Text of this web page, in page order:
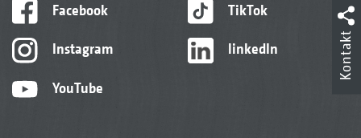
Facebook
Instagram
YouTube
TikTok
linkedIn Kontakt